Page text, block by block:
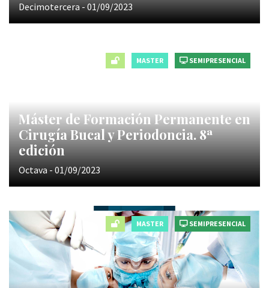
Decimotercera - 01/09/2023
MASTER SEMIPRESENCIAL
Máster de Formación Permanente en
Cirugía Bucal y Periodoncia. 8ª
edición
Octava - 01/09/2023
MASTER SEMIPRESENCIAL